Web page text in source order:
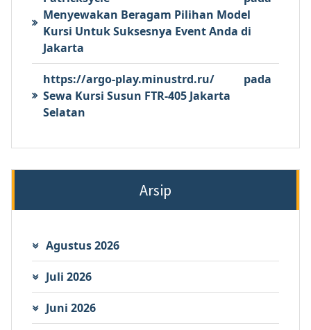
Menyewakan Beragam Pilihan Model
Kursi Untuk Suksesnya Event Anda di
Jakarta
https://argo-play.minustrd.ru/
pada
Sewa Kursi Susun FTR-405 Jakarta
Selatan
Arsip
Agustus 2026
Juli 2026
Juni 2026